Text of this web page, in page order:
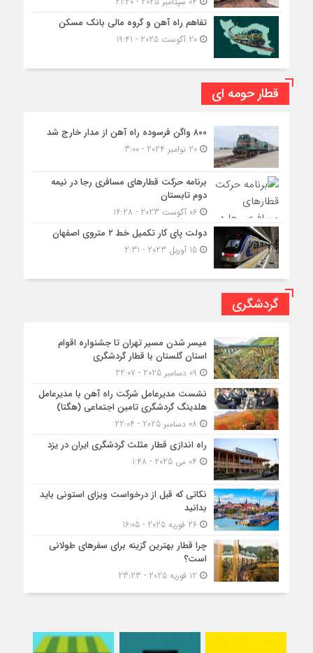
تفاهم راه آهن و گروه مالی بانک مسکن
20 آگوست 2025 - 19:41
قطار حومه ای
۸۰۰ واگن فرسوده راه آهن از مدار خارج شد
20 نوامبر 2024 - 3:00
برنامه حرکت قطارهای مسافری رجا در نیمه
دوم تابستان
06 آگوست 2023 - 14:28
دولت پای کار تکمیل خط ۲ متروی اصفهان
15 آوریل 2023 - 2:31
گردشگری
میسر شدن مسیر تهران تا جشنواره اقوام
استان گلستان با قطار گردشگری
نشست مدیرعامل شرکت راه آهن با مدیرعامل
هلدینگ گردشگری تامین اجتماعی (هگتا)
راه اندازی قطار مثلث گردشگری ایران در یزد
نکاتی که قبل از درخواست ویزای استونی باید
بدانید
26 فوریه 2025 - 16:05
چرا قطار بهترین گزینه برای سفرهای طولانی
است؟